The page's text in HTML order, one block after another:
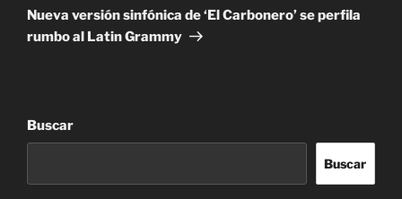
entrada
Nueva versión sinfónica de ‘El Carbonero’ se perfila
rumbo al Latin Grammy
Buscar
Buscar